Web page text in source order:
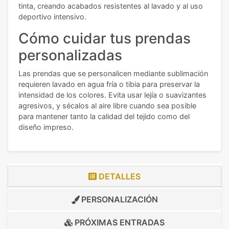
tinta, creando acabados resistentes al lavado y al uso
deportivo intensivo.
Cómo cuidar tus prendas
personalizadas
Las prendas que se personalicen mediante sublimación
requieren lavado en agua fría o tibia para preservar la
intensidad de los colores. Evita usar lejía o suavizantes
agresivos, y sécalos al aire libre cuando sea posible
para mantener tanto la calidad del tejido como del
diseño impreso.
DETALLES
PERSONALIZACIÓN
PRÓXIMAS ENTRADAS